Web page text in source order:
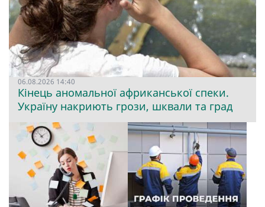
06.08.2026 14:40
Кінець аномальної африканської спеки.
Україну накриють грози, шквали та град